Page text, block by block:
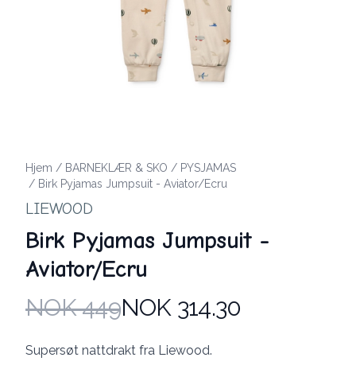
Hjem / BARNEKLÆR & SKO / PYSJAMAS
/ Birk Pyjamas Jumpsuit - Aviator/Ecru
LIEWOOD
Birk Pyjamas Jumpsuit -
Aviator/Ecru
Produktdetaljer
NOK 449NOK 314.30
Description
Supersøt nattdrakt fra Liewood.